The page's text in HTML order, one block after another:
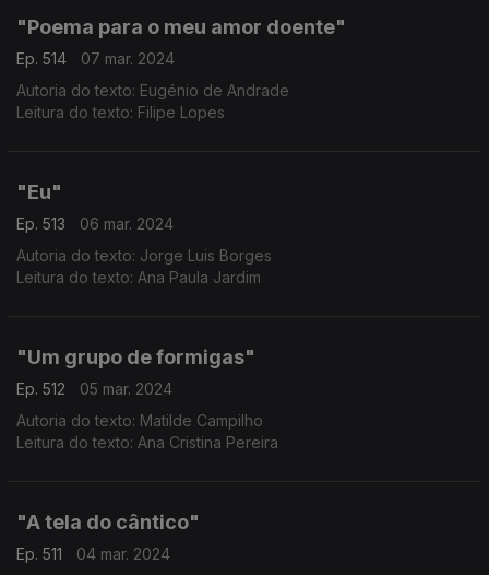
"Poema para o meu amor doente"
Ep. 514
07 mar. 2024
Autoria do texto: Eugénio de Andrade
Leitura do texto: Filipe Lopes
"Eu"
Ep. 513
06 mar. 2024
Autoria do texto: Jorge Luis Borges
Leitura do texto: Ana Paula Jardim
"Um grupo de formigas"
Ep. 512
05 mar. 2024
Autoria do texto: Matilde Campilho
Leitura do texto: Ana Cristina Pereira
"A tela do cântico"
Ep. 511
04 mar. 2024